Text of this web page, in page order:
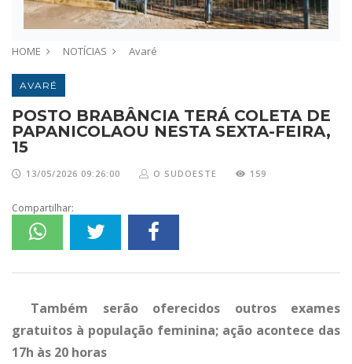
HOME NOTÍCIAS Avaré
AVARÉ
POSTO BRABÂNCIA TERÁ COLETA DE
PAPANICOLAOU NESTA SEXTA-FEIRA,
15
13/05/2026 09:26:00 O SUDOESTE 159
Compartilhar:
Também serão oferecidos outros exames
gratuitos à população feminina; ação acontece das
17h às 20 horas